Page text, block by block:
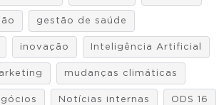
gestão de saúde
inovação Inteligência Artificial
mudanças climáticas
Notícias internas ODS 16